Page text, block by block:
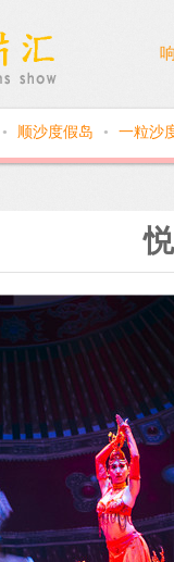
● 顺沙度假岛 ● 一粒沙